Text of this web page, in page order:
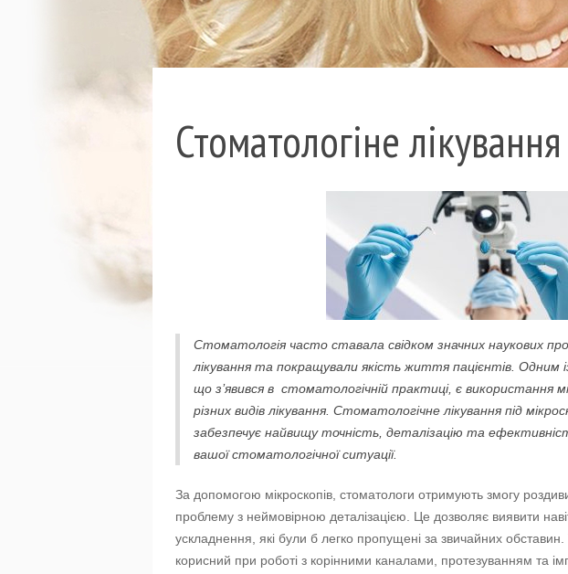
Стоматологіне
Стоматологія часто ставала свідком значних наукових
лікування та покращували якість життя пацієнтів. Одним із
що з’явився в стоматологічній практиці, є використання
різних видів лікування. Стоматологічне лікування під
забезпечує найвищу точність, деталізацію та
вашої стоматологічної ситуації.
За допомогою мікроскопів, стоматологи отримують змогу
проблему з неймовірною деталізацією. Це дозволяє виявити
ускладнення, які були б легко пропущені за звичайних обставин.
корисний при роботі з корінними каналами, протезуванням та